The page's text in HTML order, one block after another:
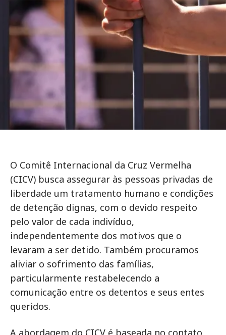
O Comitê Internacional da Cruz Vermelha
(CICV) busca assegurar às pessoas privadas de
liberdade um tratamento humano e condições
de detenção dignas, com o devido respeito
pelo valor de cada indivíduo,
independentemente dos motivos que o
levaram a ser detido. Também procuramos
aliviar o sofrimento das famílias,
particularmente restabelecendo a
comunicação entre os detentos e seus entes
queridos.
A abordagem do CICV é baseada no contato